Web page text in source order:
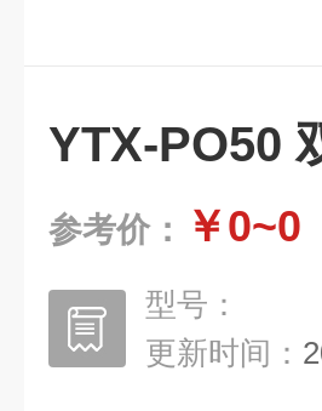
YTX-PO50
参考价： ￥0~0
型号：
更新时间：